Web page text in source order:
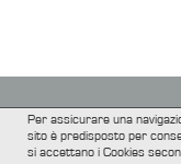
TUTTI
Per assicurare una
sito è predisposto per
si accettano i Cookies